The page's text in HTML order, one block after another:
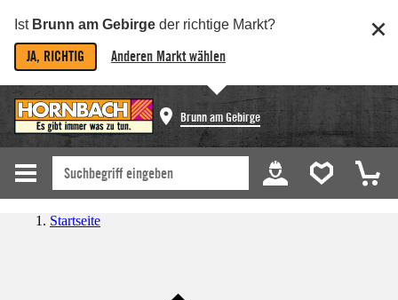
Ist Brunn am Gebirge der richtige Markt?
JA, RICHTIG Anderen Markt wählen
Brunn am Gebirge
Startseite